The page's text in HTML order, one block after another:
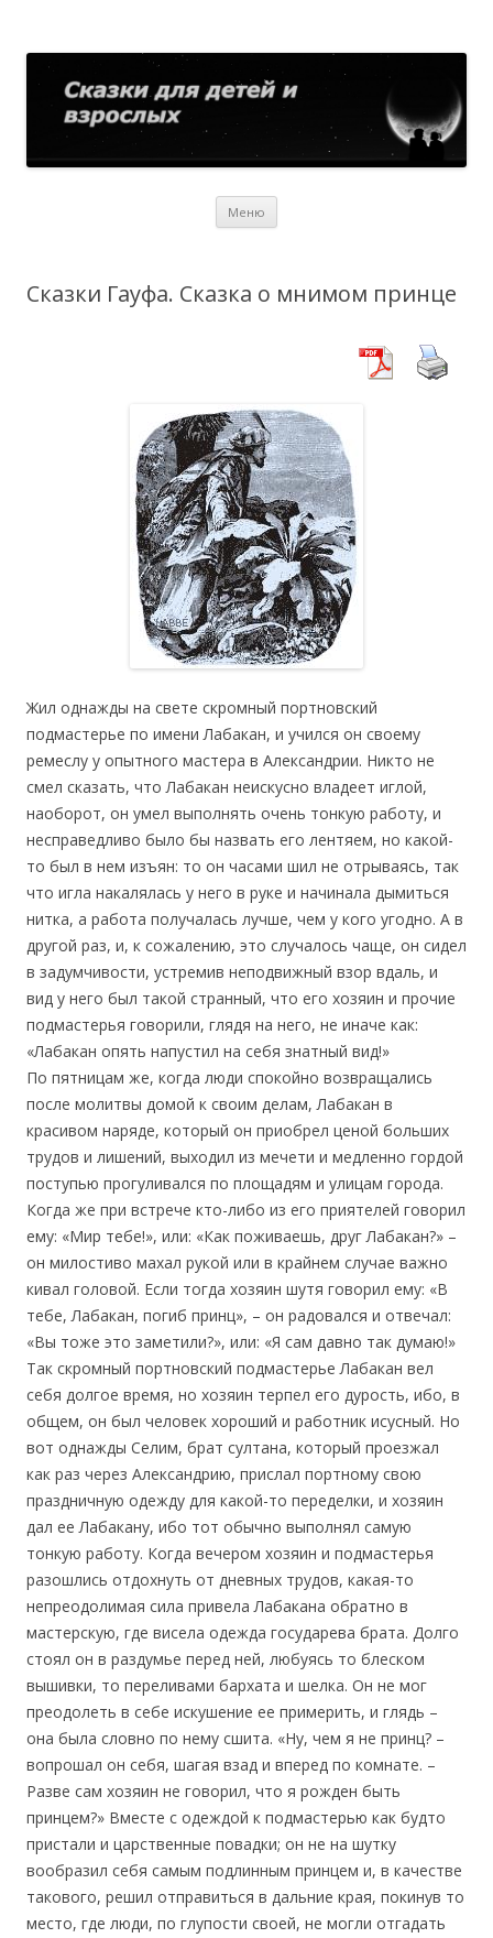
Меню
Сказки Гауфа. Сказка о мнимом принце
Жил однажды на свете скромный портновский
подмастерье по имени Лабакан, и учился он своему
ремеслу у опытного мастера в Александрии. Никто не
смел сказать, что Лабакан неискусно владеет иглой,
наоборот, он умел выполнять очень тонкую работу, и
несправедливо было бы назвать его лентяем, но какой-
то был в нем изъян: то он часами шил не отрываясь, так
что игла накалялась у него в руке и начинала дымиться
нитка, а работа получалась лучше, чем у кого угодно. А в
другой раз, и, к сожалению, это случалось чаще, он сидел
в задумчивости, устремив неподвижный взор вдаль, и
вид у него был такой странный, что его хозяин и прочие
подмастерья говорили, глядя на него, не иначе как:
«Лабакан опять напустил на себя знатный вид!»
По пятницам же, когда люди спокойно возвращались
после молитвы домой к своим делам, Лабакан в
красивом наряде, который он приобрел ценой больших
трудов и лишений, выходил из мечети и медленно гордой
поступью прогуливался по площадям и улицам города.
Когда же при встрече кто-либо из его приятелей говорил
ему: «Мир тебе!», или: «Как поживаешь, друг Лабакан?» –
он милостиво махал рукой или в крайнем случае важно
кивал головой. Если тогда хозяин шутя говорил ему: «В
тебе, Лабакан, погиб принц», – он радовался и отвечал:
«Вы тоже это заметили?», или: «Я сам давно так думаю!»
Так скромный портновский подмастерье Лабакан вел
себя долгое время, но хозяин терпел его дурость, ибо, в
общем, он был человек хороший и работник исусный. Но
вот однажды Селим, брат султана, который проезжал
как раз через Александрию, прислал портному свою
праздничную одежду для какой-то переделки, и хозяин
дал ее Лабакану, ибо тот обычно выполнял самую
тонкую работу. Когда вечером хозяин и подмастерья
разошлись отдохнуть от дневных трудов, какая-то
непреодолимая сила привела Лабакана обратно в
мастерскую, где висела одежда государева брата. Долго
стоял он в раздумье перед ней, любуясь то блеском
вышивки, то переливами бархата и шелка. Он не мог
преодолеть в себе искушение ее примерить, и глядь –
она была словно по нему сшита. «Ну, чем я не принц? –
вопрошал он себя, шагая взад и вперед по комнате. –
Разве сам хозяин не говорил, что я рожден быть
принцем?» Вместе с одеждой к подмастерью как будто
пристали и царственные повадки; он не на шутку
вообразил себя самым подлинным принцем и, в качестве
такового, решил отправиться в дальние края, покинув то
место, где люди, по глупости своей, не могли отгадать